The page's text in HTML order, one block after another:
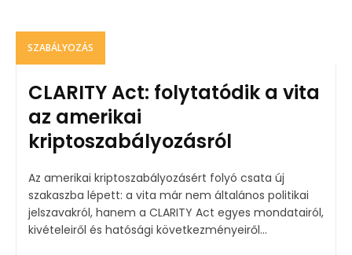
SZABÁLYOZÁS
CLARITY Act: folytatódik a vita
az amerikai
kriptoszabályozásról
Az amerikai kriptoszabályozásért folyó csata új
szakaszba lépett: a vita már nem általános politikai
jelszavakról, hanem a CLARITY Act egyes mondatairól,
kivételeiről és hatósági következményeiről...